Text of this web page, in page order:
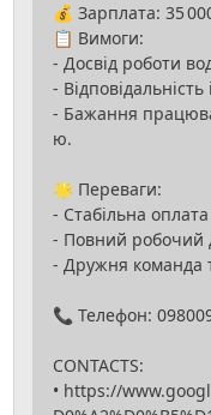
💰 Зарплата: 35
📋 Вимоги:
- Досвід роботи
-
- Бажання
ю.
🌟 Переваги:
- Стабільна
- Повний робочий
- Дружня команда
📞 Телефон:
CONTACTS:
• https://